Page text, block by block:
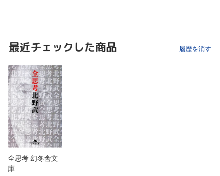
最近チェックした商品 履歴を消す
全思考 幻冬舎文
庫